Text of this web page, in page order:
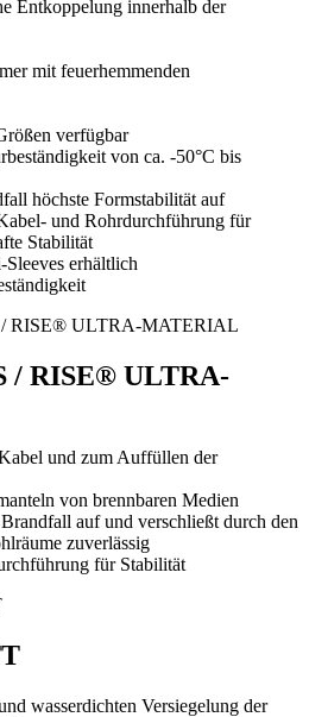
Entkoppelung innerhalb der
mit feuerhemmenden
verfügbar
von ca. -50°C bis
höchste Formstabilität auf
und Rohrdurchführung für
Stabilität
erhältlich
/ RISE® ULTRA-
und zum Auffüllen der
von brennbaren Medien
auf und verschließt durch den
zuverlässig
für Stabilität
wasserdichten Versiegelung der